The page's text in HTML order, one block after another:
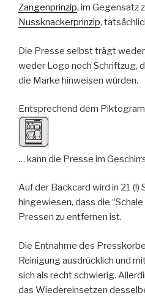
Zangenprinzip, im Gegensatz
Nussknackerprinzip,
Die Presse selbst trägt
weder Logo noch Schriftzug,
die Marke hinweisen würden.
Entsprechend dem
… kann die Presse im
Auf der Backcard wird in 21 (!)
hingewiesen, dass die
Pressen zu entfernen ist.
Die Entnahme des
Reinigung ausdrücklich und
sich als recht schwierig.
das Wiedereinsetzen